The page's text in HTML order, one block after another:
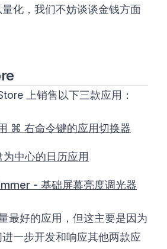
化，我们不妨谈谈金钱方面
上销售以下三款应用：
⌘ 右命令键的应用切换器
中心的日历应用
- 基础屏幕亮度调光器
最好的应用，但这主要是因为
一步开发和响应其他两款应